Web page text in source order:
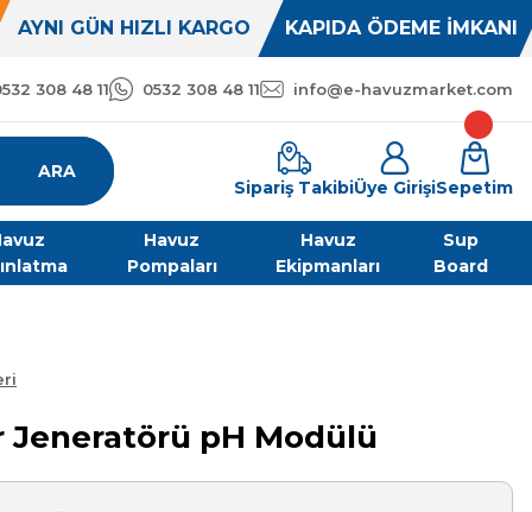
AYNI GÜN HIZLI KARGO KAPIDA ÖDEME İMKANI
308 48 11 0532 308 48 11 info@e-havuzmarket.com
ARA
Sipariş TakibiÜye GirişiSepetim
Havuz
Pompaları
Havuz
Ekipmanları
Sup
Board
Jeneratörü pH Modülü